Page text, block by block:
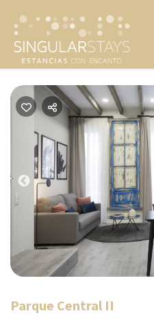
Previous
Parque Central II